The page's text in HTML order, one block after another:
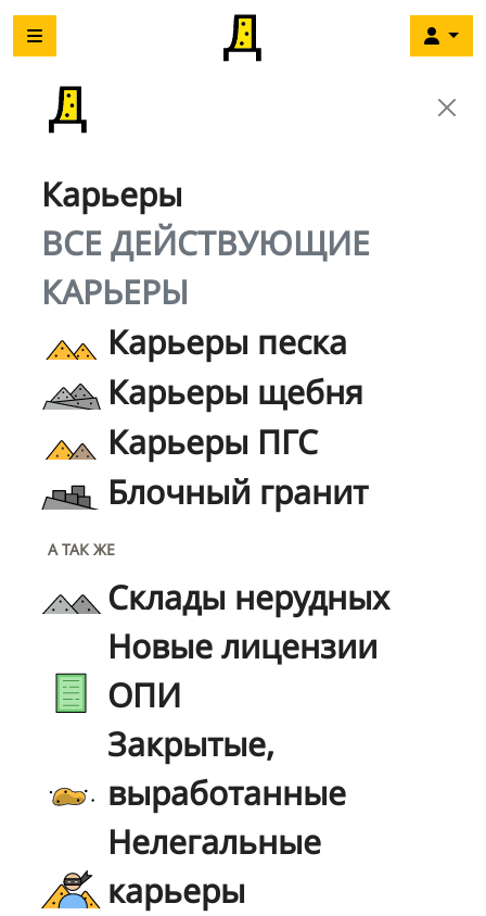
Карьеры
ВСЕ ДЕЙСТВУЮЩИЕ
КАРЬЕРЫ
Карьеры песка
Карьеры щебня
Карьеры ПГС
Блочный гранит
А ТАК ЖЕ
Склады нерудных
Новые лицензии
ОПИ
Закрытые,
выработанные
Нелегальные
карьеры